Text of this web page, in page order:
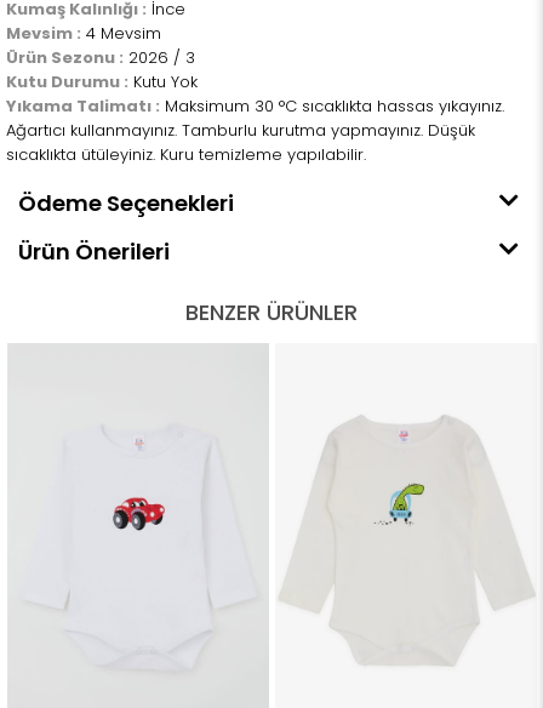
Kumaş Kalınlığı : İnce
Mevsim : 4 Mevsim
Ürün Sezonu : 2026 / 3
Kutu Durumu : Kutu Yok
Yıkama Talimatı : Maksimum 30 °C sıcaklıkta hassas yıkayınız.
Ağartıcı kullanmayınız. Tamburlu kurutma yapmayınız. Düşük
sıcaklıkta ütüleyiniz. Kuru temizleme yapılabilir.
Ödeme Seçenekleri
Ürün Önerileri
BENZER ÜRÜNLER